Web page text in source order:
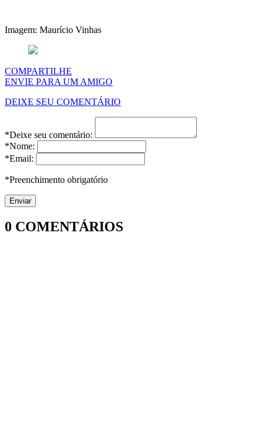
Imagem: Maurício Vinhas
COMPARTILHE
ENVIE PARA UM AMIGO
DEIXE SEU COMENTÁRIO
*Deixe seu comentário:
*Nome:
*Email:
*Preenchimento obrigatório
0 COMENTÁRIOS